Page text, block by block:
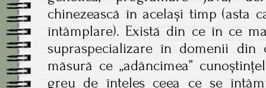
chinezească în același timp (asta
întâmplare). Există din ce în ce
supraspecializare în domenii
măsură ce „adâncimea”
greu de înțeles ceea ce se